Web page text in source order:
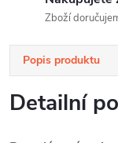
Zboží
Popis produktu
Detailní